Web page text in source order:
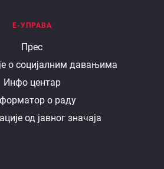
Е-УПРАВА
Прес
о социјалним давањима
Инфо центар
о раду
од јавног значаја